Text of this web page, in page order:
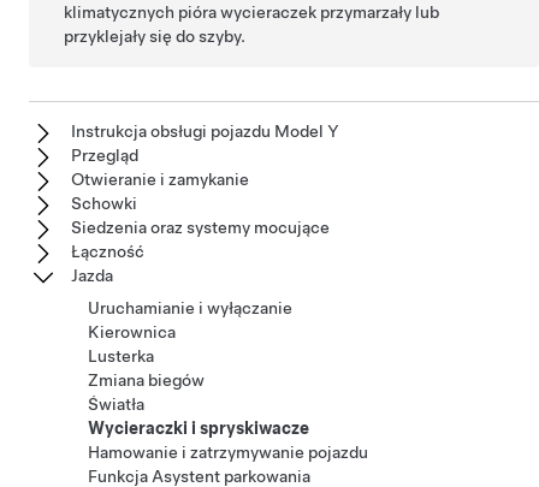
klimatycznych pióra wycieraczek przymarzały lub
przyklejały się do szyby.
Instrukcja obsługi pojazdu Model Y
Przegląd
Otwieranie i zamykanie
Schowki
Siedzenia oraz systemy mocujące
Łączność
Jazda
Uruchamianie i wyłączanie
Kierownica
Lusterka
Zmiana biegów
Światła
Wycieraczki i spryskiwacze
Hamowanie i zatrzymywanie pojazdu
Funkcja Asystent parkowania